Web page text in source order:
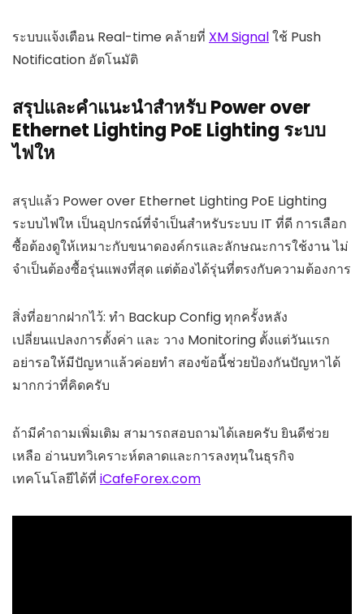
ระบบแจ้งเตือน Real-time คล้ายที่ XM Signalใช้ Push
Notification อัตโนมัติ
สรุปและคำแนะนำสำหรับ Power over
Ethernet Lighting PoE Lighting ระบบ
ไฟให
สรุปแล้ว Power over Ethernet Lighting PoE Lighting
ระบบไฟให เป็นอุปกรณ์ที่จำเป็นสำหรับระบบ IT ที่ดี การเลือก
ซื้อต้องดูให้เหมาะกับขนาดองค์กรและลักษณะการใช้งาน ไม่
จำเป็นต้องซื้อรุ่นแพงที่สุด แต่ต้องได้รุ่นที่ตรงกับความต้องการ
สิ่งที่อยากฝากไว้: ทำ Backup Config ทุกครั้งหลัง
เปลี่ยนแปลงการตั้งค่า และ วาง Monitoring ตั้งแต่วันแรก
อย่ารอให้มีปัญหาแล้วค่อยทำ สองข้อนี้ช่วยป้องกันปัญหาได้
มากกว่าที่คิดครับ
ถ้ามีคำถามเพิ่มเติม สามารถสอบถามได้เลยครับ ยินดีช่วย
เหลือ อ่านบทวิเคราะห์ตลาดและการลงทุนในธุรกิจ
เทคโนโลยีได้ที่ iCafeForex.com